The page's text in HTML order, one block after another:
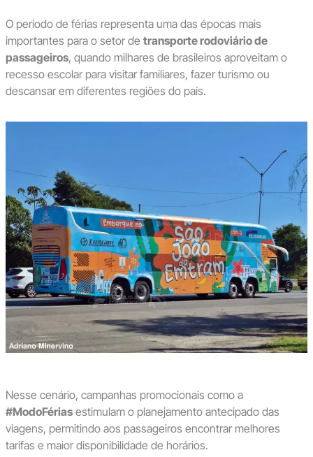
O período de férias representa uma das épocas mais
importantes para o setor de transporte rodoviário de
passageiros, quando milhares de brasileiros aproveitam o
recesso escolar para visitar familiares, fazer turismo ou
descansar em diferentes regiões do país.
Nesse cenário, campanhas promocionais como a
#ModoFériasestimulam o planejamento antecipado das
viagens, permitindo aos passageiros encontrar melhores
tarifas e maior disponibilidade de horários.